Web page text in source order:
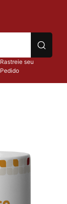
Rastreie seu
Pedido